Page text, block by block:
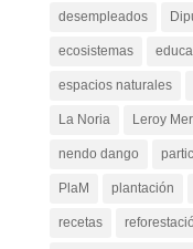
desempleados
ecosistemas
espacios naturales
La Noria Leroy
nendo dango
PlaM plantación
recetas